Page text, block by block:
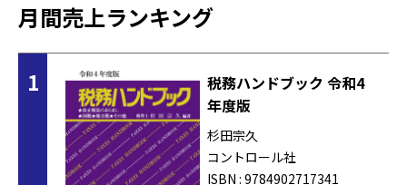
月間売上ランキング
1
税務ハンドブック 令和4
年度版
杉田宗久
コントロール社
ISBN : 9784902717341